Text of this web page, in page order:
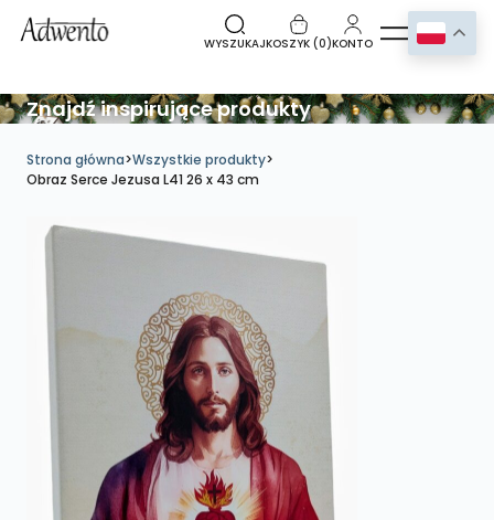
WYSZUKAJKOSZYK (0)KONTO
Znajdź inspirujące produkty
Strona główna>Wszystkie produkty>
Obraz Serce Jezusa L41 26 x 43 cm